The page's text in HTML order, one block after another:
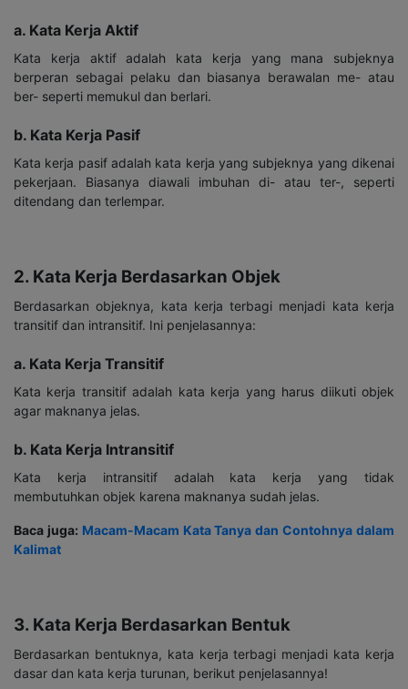
a. Kata Kerja Aktif
Kata kerja aktif adalah kata kerja yang mana subjeknya
berperan sebagai pelaku dan biasanya berawalan me- atau
ber- seperti memukul dan berlari.
b. Kata Kerja Pasif
Kata kerja pasif adalah kata kerja yang subjeknya yang dikenai
pekerjaan. Biasanya diawali imbuhan di- atau ter-, seperti
ditendang dan terlempar.
2. Kata Kerja Berdasarkan Objek
Berdasarkan objeknya, kata kerja terbagi menjadi kata kerja
transitif dan intransitif. Ini penjelasannya:
a. Kata Kerja Transitif
Kata kerja transitif adalah kata kerja yang harus diikuti objek
agar maknanya jelas.
b. Kata Kerja Intransitif
Kata kerja intransitif adalah kata kerja yang tidak
membutuhkan objek karena maknanya sudah jelas.
Baca juga: Macam-Macam Kata Tanya dan Contohnya dalam
Kalimat
3. Kata Kerja Berdasarkan Bentuk
Berdasarkan bentuknya, kata kerja terbagi menjadi kata kerja
dasar dan kata kerja turunan, berikut penjelasannya!